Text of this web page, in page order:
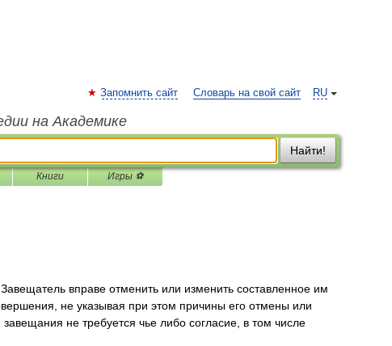
RU
Запомнить сайт Словарь на свой сайт
на Академике
Найти!
Книги Игры ⚽
вправе отменить или изменить составленное им
не указывая при этом причины его отмены или
не требуется чье либо согласие, в том числе